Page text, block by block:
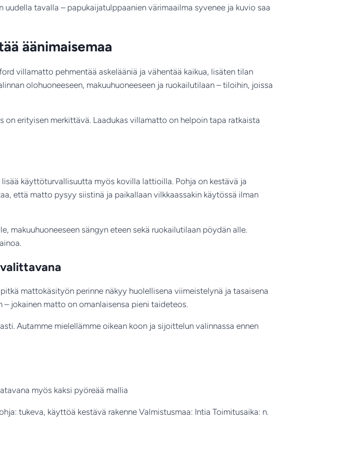
tavalla – papukaijatulppaanien värimaailma syvenee ja kuvio saa
äänimaisemaa
villamatto pehmentää askelääniä ja vähentää kaikua, lisäten tilan
olohuoneeseen, makuuhuoneeseen ja ruokailutilaan – tiloihin, joissa
erityisen merkittävä. Laadukas villamatto on helpoin tapa ratkaista
käyttöturvallisuutta myös kovilla lattioilla. Pohja on kestävä ja
että matto pysyy siistinä ja paikallaan vilkkaassakin käytössä ilman
makuuhuoneeseen sängyn eteen sekä ruokailutilaan pöydän alle.
mattokäsityön perinne näkyy huolellisena viimeistelynä ja tasaisena
jokainen matto on omanlaisensa pieni taideteos.
Autamme mielellämme oikean koon ja sijoittelun valinnassa ennen
myös kaksi pyöreää mallia
tukeva, käyttöä kestävä rakenne Valmistusmaa: Intia Toimitusaika: n.